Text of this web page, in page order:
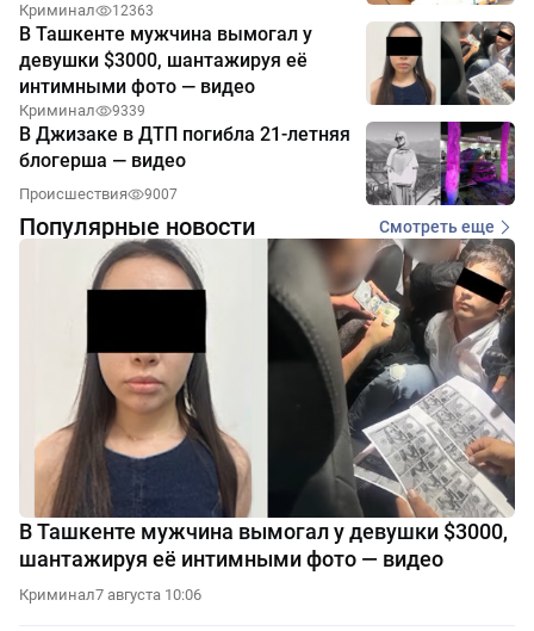
Криминал 12363
В Ташкенте мужчина вымогал у
девушки $3000, шантажируя её
интимными фото — видео
Криминал 9339
В Джизаке в ДТП погибла 21-летняя
блогерша — видео
Происшествия 9007
Популярные новости Смотреть еще
В Ташкенте мужчина вымогал у девушки $3000,
шантажируя её интимными фото — видео
Криминал7 августа 10:06